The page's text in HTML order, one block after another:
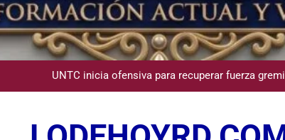
Comisión Hípica Nacional admite emisión de miles de
Guanin reconoce a Lora & Asociados por su
UNTC inicia ofensiva para recuperar fuerza